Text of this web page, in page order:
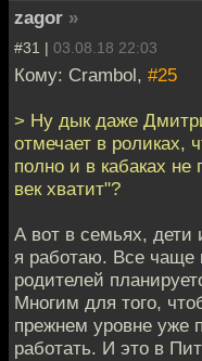
zagor »
#31 | 03.08.18 22:03
Кому: Crambol, #25
> Ну дык даже
отмечает в роликах,
полно и в кабаках не
век хватит"?
А вот в семьях, дети
я работаю. Все чаще
родителей
Многим для того,
прежнем уровне уже
работать. И это в